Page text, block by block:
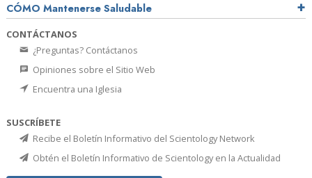
CÓMO Mantenerse Saludable
CONTÁCTANOS
¿Preguntas? Contáctanos
Opiniones sobre el Sitio Web
Encuentra una Iglesia
SUSCRÍBETE
Recibe el Boletín Informativo del Scientology Network
Obtén el Boletín Informativo de Scientology en la Actualidad